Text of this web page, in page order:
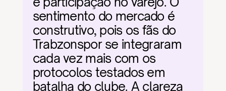
sentimento do mercado é
construtivo, pois os fãs do
Trabzonspor se integraram
cada vez mais com os
protocolos testados em
batalha do clube. A clareza